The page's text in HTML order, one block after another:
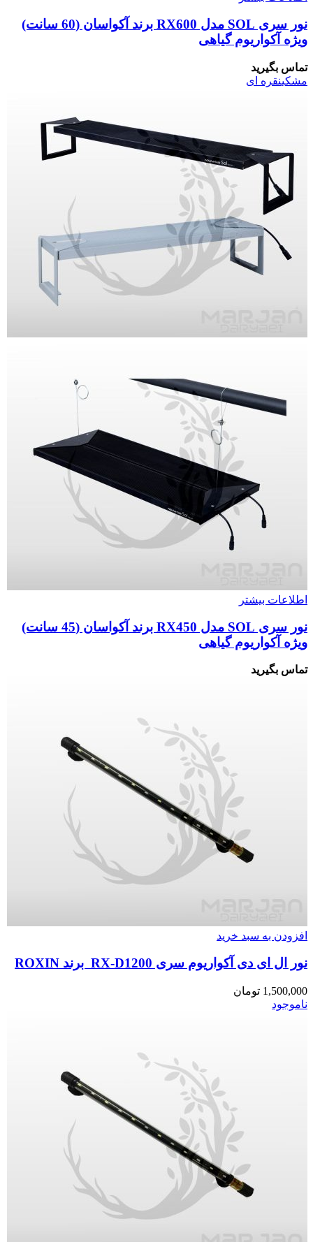
نور سری SOL مدل RX600 برند آکواسان (60 سانت)
ویژه آکواریوم گیاهی
تماس بگیرید
مشکینقره ای
اطلاعات بیشتر
نور سری SOL مدل RX450 برند آکواسان (45 سانت)
ویژه آکواریوم گیاهی
تماس بگیرید
افزودن به سبد خرید
نور ال ای دی آکواریوم سری RX-D1200 برند ROXIN
1,500,000 تومان
ناموجود